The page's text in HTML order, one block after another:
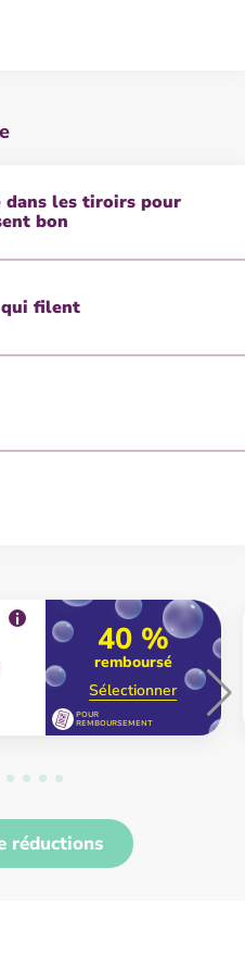
qui filent
dans les tiroirs pour
bon
40 %
remboursé
Sélectionner
POUR
REMBOURSEMENT
réductions